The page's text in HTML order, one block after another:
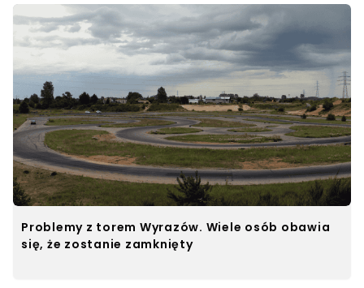
Problemy z torem Wyrazów. Wiele osób obawia
się, że zostanie zamknięty